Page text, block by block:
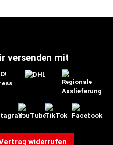
versenden mit
widerrufen